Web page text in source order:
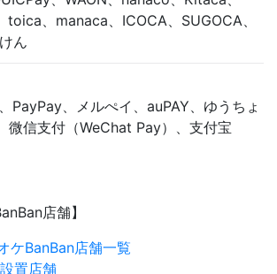
toica、manaca、ICOCA、SUGOCA、
ん
PayPay、メルぺイ、auPAY、ゆうちょ
微信支付（WeChat Pay）、支付宝
店舗】
ケBanBan店舗一覧
置店舗